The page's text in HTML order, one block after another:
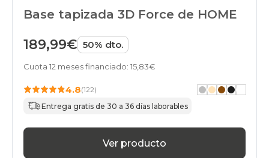
bases
black-
days
140x180cmespecial
black-
days
Base tapizada 3D Force de HOME
189,99€ 50% dto.
Cuota 12 meses financiado: 15,83€
4.8(122)
Entrega gratis de 30 a 36 días laborables
Ver producto